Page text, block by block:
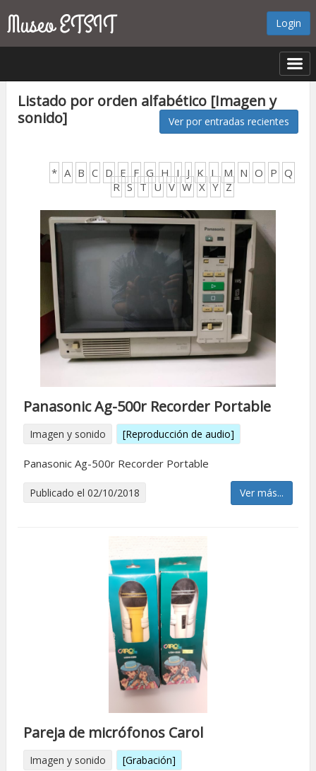
Login
Listado por orden alfabético [Imagen y
sonido]
Ver por entradas recientes
* A B C D E F G H I J K L M N O P Q
R S T U V W X Y Z
Panasonic Ag-500r Recorder Portable
Imagen y sonido [Reproducción de audio]
Panasonic Ag-500r Recorder Portable
Publicado el 02/10/2018 Ver más...
Pareja de micrófonos Carol
Imagen y sonido [Grabación]